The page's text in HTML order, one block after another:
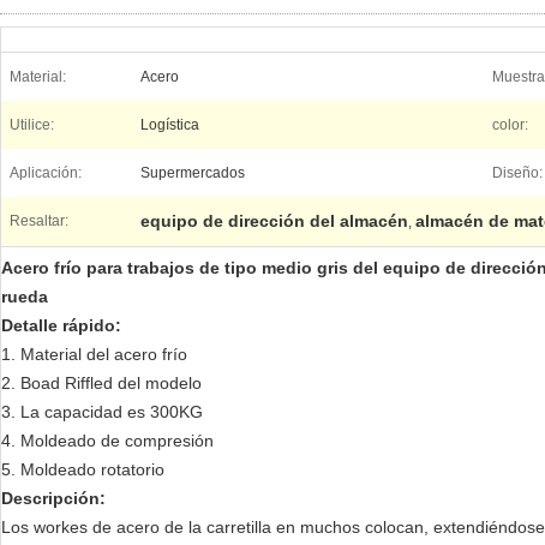
Material: Acero
Utilice: Logística color:
Aplicación: Supermercados Diseño:
Resaltar: equipo de dirección del almacén, almacén de
Acero frío para trabajos de tipo medio gris del equipo de
rueda
Detalle rápido:
1. Material del acero frío
2. Boad Riffled del modelo
3. La capacidad es 300KG
4. Moldeado de compresión
5. Moldeado rotatorio
Descripción:
Los workes de acero de la carretilla en muchos colocan,